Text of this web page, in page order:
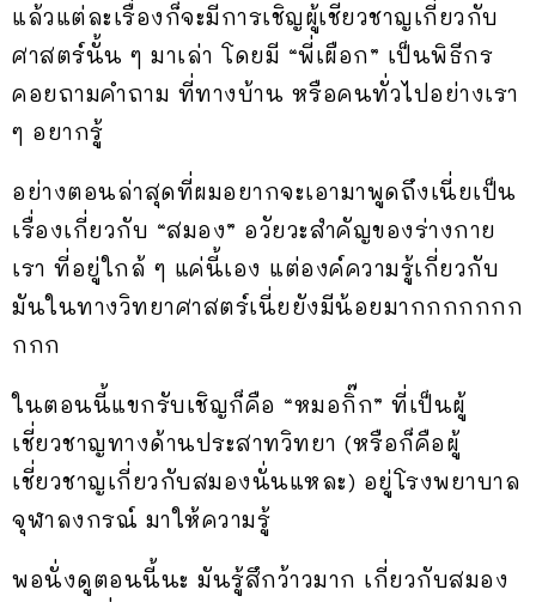
แล้วแต่ละเรื่องก็จะมีการเชิญผู้เชี่ยวชาญเกี่ยวกับ
ศาสตร์นั้น ๆ มาเล่า โดยมี “พี่เผือก” เป็นพิธีกร
คอยถามคำถาม ที่ทางบ้าน หรือคนทั่วไปอย่างเรา
ๆ อยากรู้
อย่างตอนล่าสุดที่ผมอยากจะเอามาพูดถึงเนี่ยเป็น
เรื่องเกี่ยวกับ “สมอง” อวัยวะสำคัญของร่างกาย
เรา ที่อยู่ใกล้ ๆ แค่นี้เอง แต่องค์ความรู้เกี่ยวกับ
มันในทางวิทยาศาสตร์เนี่ยยังมีน้อยมากกกกกกก
กกก
ในตอนนี้แขกรับเชิญก็คือ “หมอกิ๊ก” ที่เป็นผู้
เชี่ยวชาญทางด้านประสาทวิทยา (หรือก็คือผู้
เชี่ยวชาญเกี่ยวกับสมองนั่นแหละ) อยู่โรงพยาบาล
จุฬาลงกรณ์ มาให้ความรู้
พอนั่งดูตอนนี้นะ มันรู้สึกว้าวมาก เกี่ยวกับสมอง